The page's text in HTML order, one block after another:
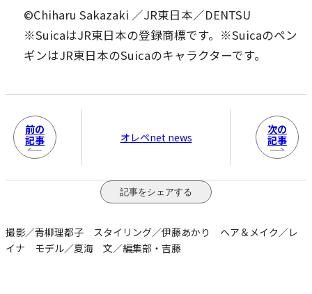
©️Chiharu Sakazaki ／JR東日本／DENTSU
※SuicaはJR東日本の登録商標です。※Suicaのペン
ギンはJR東日本のSuicaのキャラクターです。
前の
記事
オレペnet news
次の
記事
記事をシェアする
撮影／青柳理都子 スタイリング／伊藤あかり ヘア＆メイク／レ
イナ モデル／夏海 文／編集部・吉藤